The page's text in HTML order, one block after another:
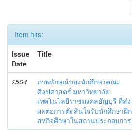
Item hits:
Issue
Date
Title
2564
ภาพลักษณ์ของนักศึกษาคณะ
ศิลปศาสตร์ มหาวิทยาลัย
เทคโนโลยีราชมงคลธัญบุรี ที่ส่ง
ผลต่อการตัดสินใจรับนักศึกษาฝึก
สหกิจศึกษาในสถานประกอบการ